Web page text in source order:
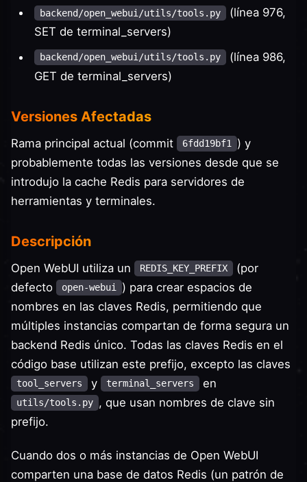
backend/open_webui/utils/tools.py
(línea 976,
SET de terminal_servers)
backend/open_webui/utils/tools.py
(línea 986,
GET de terminal_servers)
Versiones Afectadas
Rama principal actual (commit 6fdd19bf1 ) y
probablemente todas las versiones desde que se
introdujo la cache Redis para servidores de
herramientas y terminales.
Descripción
Open WebUI utiliza un REDIS_KEY_PREFIX
(por
defecto
open-webui ) para crear espacios de
nombres en las claves Redis, permitiendo que
múltiples instancias compartan de forma segura un
backend Redis único. Todas las claves Redis en el
código base utilizan este prefijo, excepto las claves
tool_servers y terminal_servers en
utils/tools.py , que usan nombres de clave sin
prefijo.
Cuando dos o más instancias de Open WebUI
comparten una base de datos Redis (un patrón de